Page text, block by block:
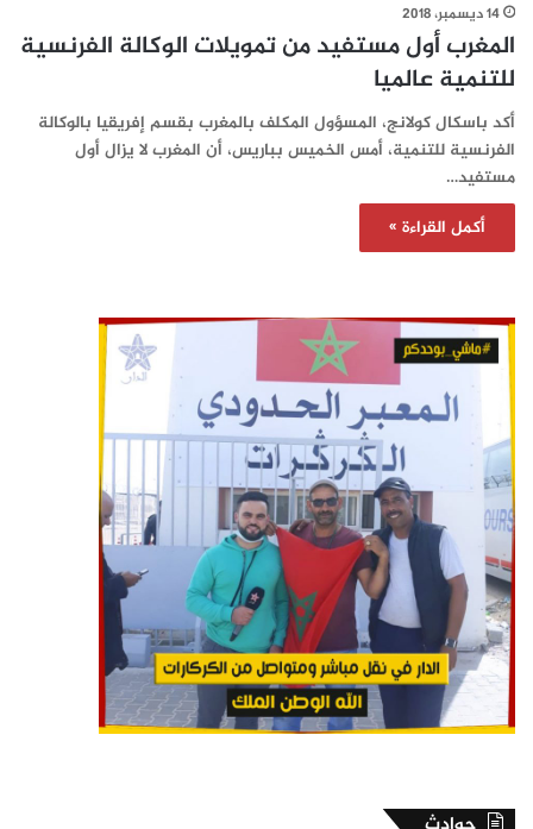
14 ديسمبر، 2018
المغرب أول مستفيد من تمويلات الوكالة الفرنسية
للتنمية عالميا
أكد باسكال كولانج، المسؤول المكلف بالمغرب بقسم إفريقيا بالوكالة
الفرنسية للتنمية، أمس الخميس بباريس، أن المغرب لا يزال أول
مستفيد…
أكمل القراءة »